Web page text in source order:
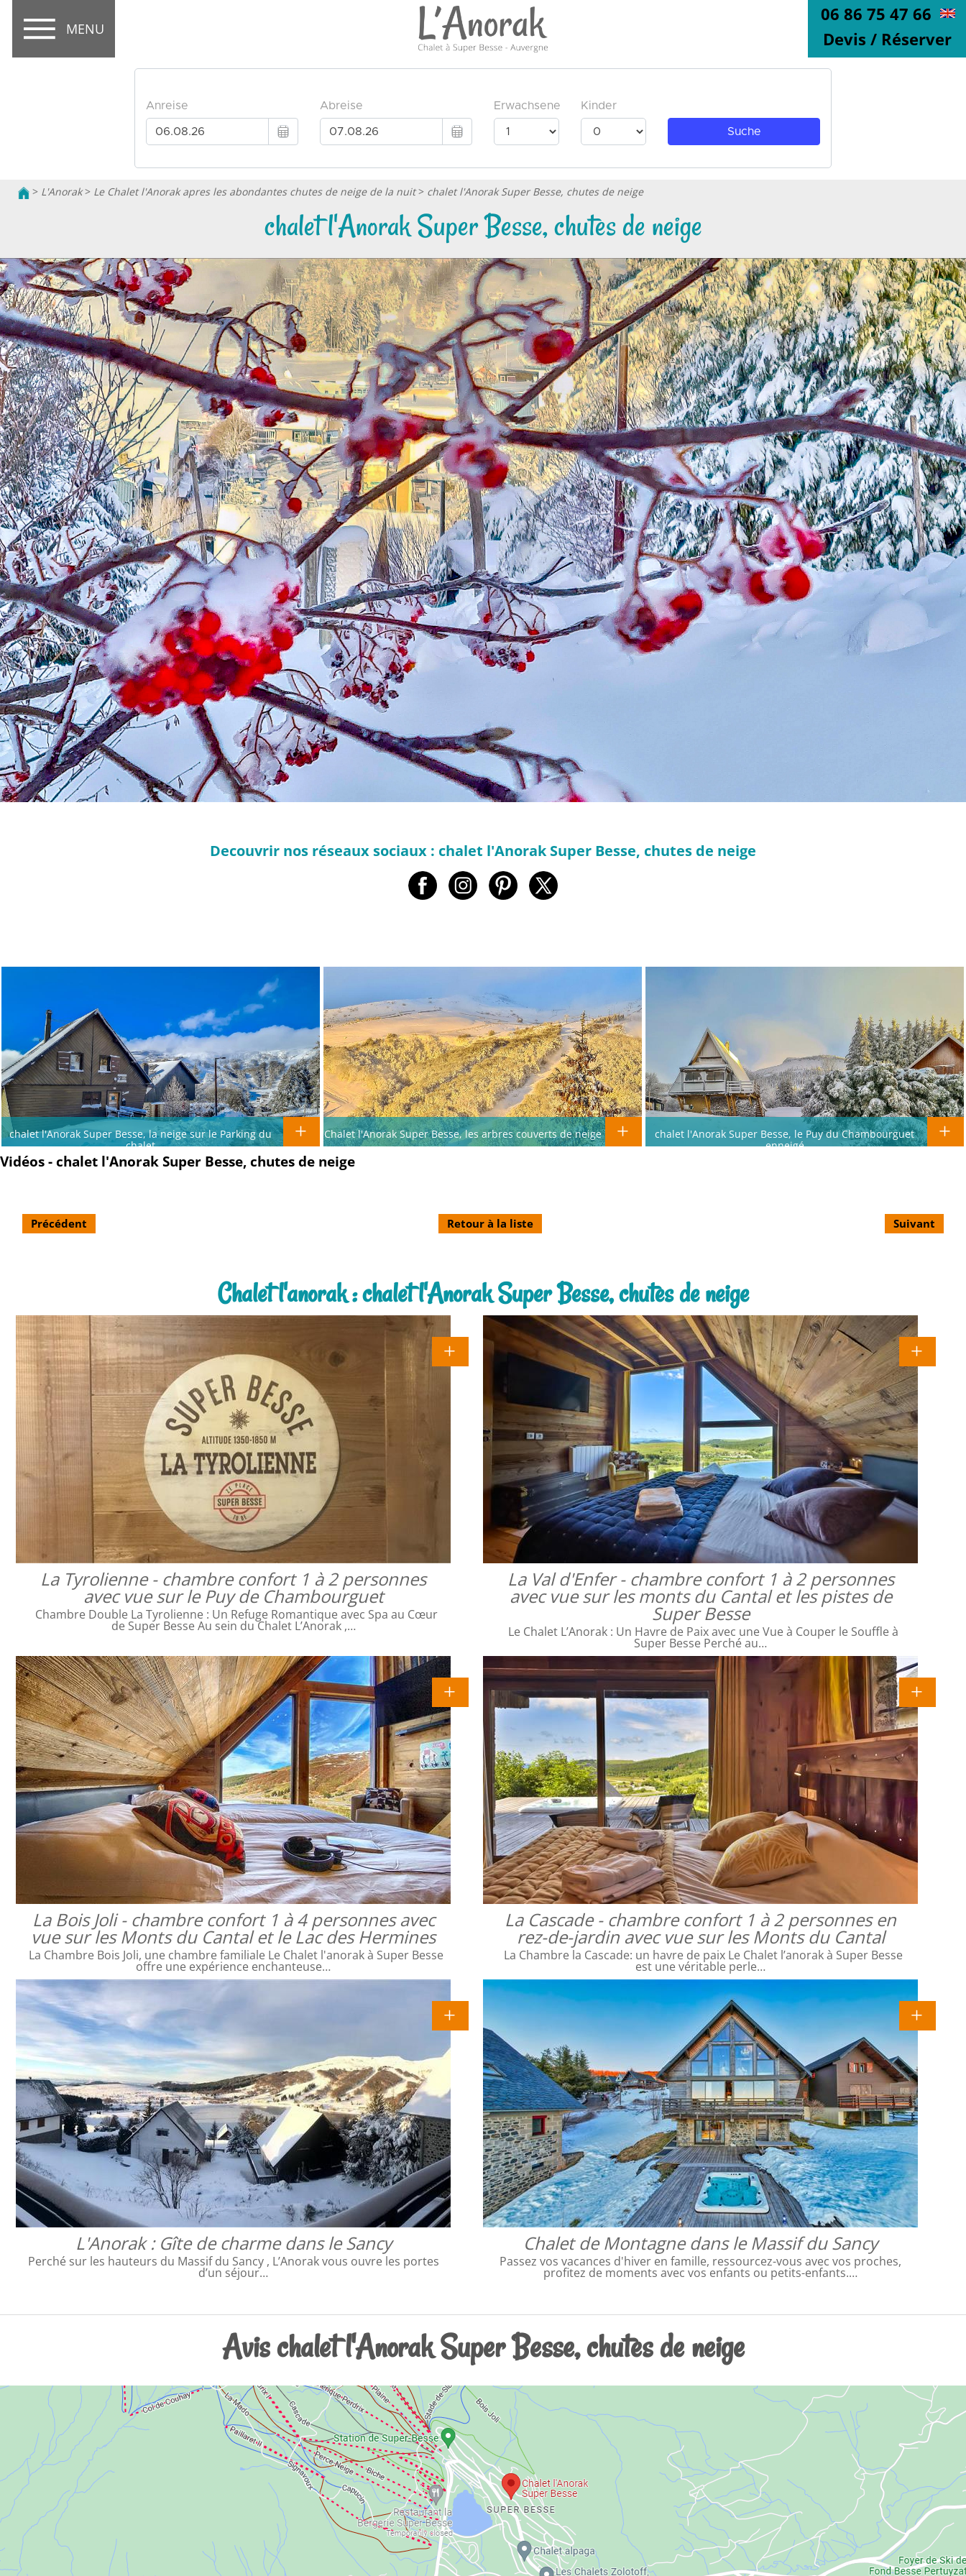
MENU
06 86 75 47 66
Devis / Réserver
> L'Anorak> Le Chalet l'Anorak apres les abondantes chutes de neige de la nuit> chalet l'Anorak Super Besse, chutes de neige
chalet l'Anorak Super Besse, chutes de neige
Decouvrir nos réseaux sociaux : chalet l'Anorak Super Besse, chutes de neige
chalet l'Anorak Super Besse, la neige sur le Parking du
chalet
Chalet l'Anorak Super Besse, les arbres couverts de neige
chalet l'Anorak Super Besse, le Puy du Chambourguet
enneigé
Vidéos - chalet l'Anorak Super Besse, chutes de neige
Précédent Retour à la liste Suivant
Chalet l'anorak : chalet l'Anorak Super Besse, chutes de neige
La Tyrolienne - chambre confort 1 à 2 personnes
avec vue sur le Puy de Chambourguet
Chambre Double La Tyrolienne : Un Refuge Romantique avec Spa au Cœur
de Super Besse Au sein du Chalet L’Anorak ,…
La Val d'Enfer - chambre confort 1 à 2 personnes
avec vue sur les monts du Cantal et les pistes de
Super Besse
Le Chalet L’Anorak : Un Havre de Paix avec une Vue à Couper le Souffle à
Super Besse Perché au…
La Bois Joli - chambre confort 1 à 4 personnes avec
vue sur les Monts du Cantal et le Lac des Hermines
La Chambre Bois Joli, une chambre familiale Le Chalet l'anorak à Super Besse
offre une expérience enchanteuse…
La Cascade - chambre confort 1 à 2 personnes en
rez-de-jardin avec vue sur les Monts du Cantal
La Chambre la Cascade: un havre de paix Le Chalet l’anorak à Super Besse
est une véritable perle…
L'Anorak : Gîte de charme dans le Sancy
Perché sur les hauteurs du Massif du Sancy , L’Anorak vous ouvre les portes
d’un séjour…
Chalet de Montagne dans le Massif du Sancy
Passez vos vacances d'hiver en famille, ressourcez-vous avec vos proches,
profitez de moments avec vos enfants ou petits-enfants.…
Avis chalet l'Anorak Super Besse, chutes de neige